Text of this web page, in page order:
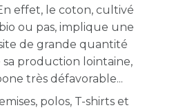
effet, le coton, cultivé
ou pas, implique une
de grande quantité
sa production lointaine,
très défavorable...
polos, T-shirts et